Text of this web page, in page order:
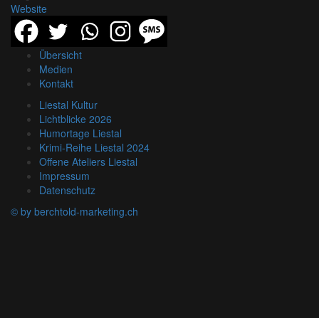
Website
Übersicht
Medien
Kontakt
Liestal Kultur
Lichtblicke 2026
Humortage Liestal
Krimi-Reihe Liestal 2024
Offene Ateliers Liestal
Impressum
Datenschutz
© by berchtold-marketing.ch